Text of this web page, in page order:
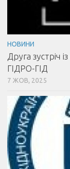
НОВИНИ
Друга зустріч
ГІДРО-ГІД
7 ЖОВ, 2025